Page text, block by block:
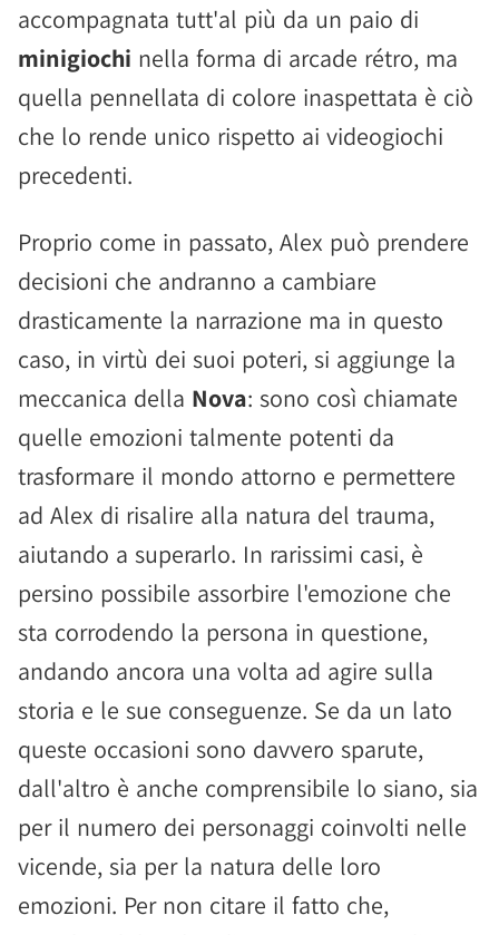
accompagnata tutt'al più da un paio di
minigiochi nella forma di arcade rétro, ma
quella pennellata di colore inaspettata è ciò
che lo rende unico rispetto ai videogiochi
precedenti.
Proprio come in passato, Alex può prendere
decisioni che andranno a cambiare
drasticamente la narrazione ma in questo
caso, in virtù dei suoi poteri, si aggiunge la
meccanica della Nova: sono così chiamate
quelle emozioni talmente potenti da
trasformare il mondo attorno e permettere
ad Alex di risalire alla natura del trauma,
aiutando a superarlo. In rarissimi casi, è
persino possibile assorbire l'emozione che
sta corrodendo la persona in questione,
andando ancora una volta ad agire sulla
storia e le sue conseguenze. Se da un lato
queste occasioni sono davvero sparute,
dall'altro è anche comprensibile lo siano, sia
per il numero dei personaggi coinvolti nelle
vicende, sia per la natura delle loro
emozioni. Per non citare il fatto che,